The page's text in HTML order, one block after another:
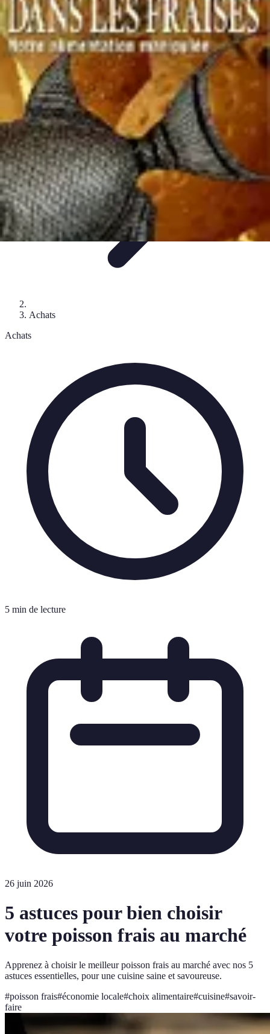
Poissons Frais
Guide d'achatAchat et SélectionAchat et conservation
Conseils
d'AchatRecettes
Poissons Frais
Achats
Achats
5 min de lecture
26 juin 2026
5 astuces pour bien choisir
votre poisson frais au marché
Apprenez à choisir le meilleur poisson frais au marché avec nos 5
astuces essentielles, pour une cuisine saine et savoureuse.
#poisson frais#économie locale#choix alimentaire#cuisine#savoir-
faire